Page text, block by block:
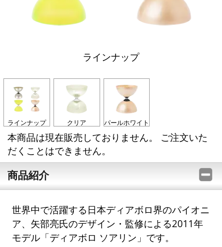
ラインナップ
ラインナップ クリア パールホワイト
本商品は現在販売しておりません。 ご注文いた
だくことはできません。
商品紹介
世界中で活躍する日本ディアボロ界のパイオニ
ア、矢部亮氏のデザイン・監修による2011年
モデル「ディアボロ ソアリン」です。